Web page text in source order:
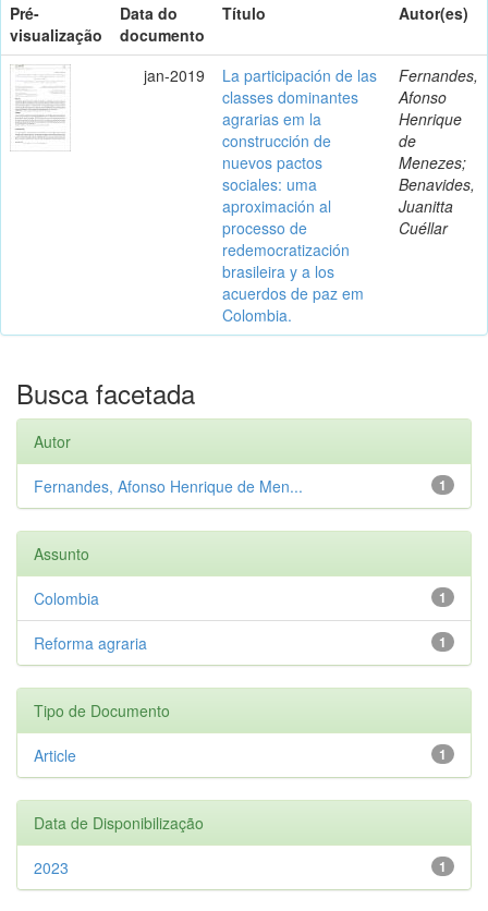
Pré-
visualização
Data do
documento
Título Autor(es)
jan-2019
La participación de las
classes dominantes
agrarias em la
construcción de
nuevos pactos
sociales: uma
aproximación al
processo de
redemocratización
brasileira y a los
acuerdos de paz em
Colombia.
Fernandes,
Afonso
Henrique
de
Menezes;
Benavides,
Juanitta
Cuéllar
Busca facetada
Autor
1
Fernandes, Afonso Henrique de Men...
Assunto
1
Colombia
1
Reforma agraria
Tipo de Documento
1
Article
Data de Disponibilização
1
2023